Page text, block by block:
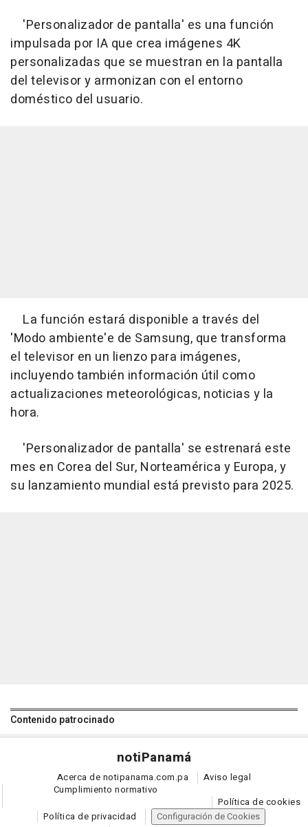
'Personalizador de pantalla' es una función
impulsada por IA que crea imágenes 4K
personalizadas que se muestran en la pantalla
del televisor y armonizan con el entorno
doméstico del usuario.
La función estará disponible a través del
'Modo ambiente'e de Samsung, que transforma
el televisor en un lienzo para imágenes,
incluyendo también información útil como
actualizaciones meteorológicas, noticias y la
hora.
'Personalizador de pantalla' se estrenará este
mes en Corea del Sur, Norteamérica y Europa, y
su lanzamiento mundial está previsto para 2025.
Contenido patrocinado
notiPanamá
Acerca de notipanama.com.pa
Aviso legal
Cumplimiento normativo
Política de cookies
Política de privacidad
Configuración de Cookies